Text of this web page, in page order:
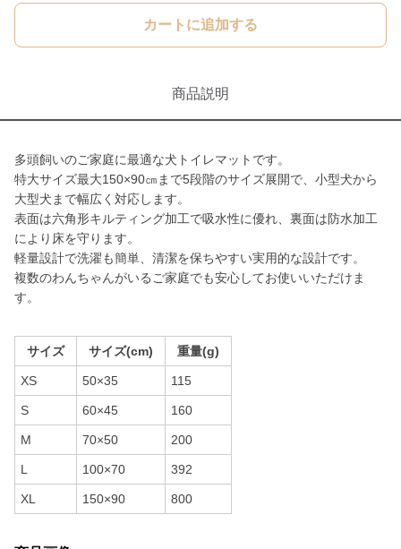
カートに追加する
商品説明
多頭飼いのご家庭に最適な犬トイレマットです。
特大サイズ最大150×90㎝まで5段階のサイズ展開で、小型犬から
大型犬まで幅広く対応します。
表面は六角形キルティング加工で吸水性に優れ、裏面は防水加工
により床を守ります。
軽量設計で洗濯も簡単、清潔を保ちやすい実用的な設計です。
複数のわんちゃんがいるご家庭でも安心してお使いいただけま
す。
サイズ サイズ(cm) 重量(g)
XS 50×35 115
S 60×45 160
M 70×50 200
L 100×70 392
XL 150×90 800